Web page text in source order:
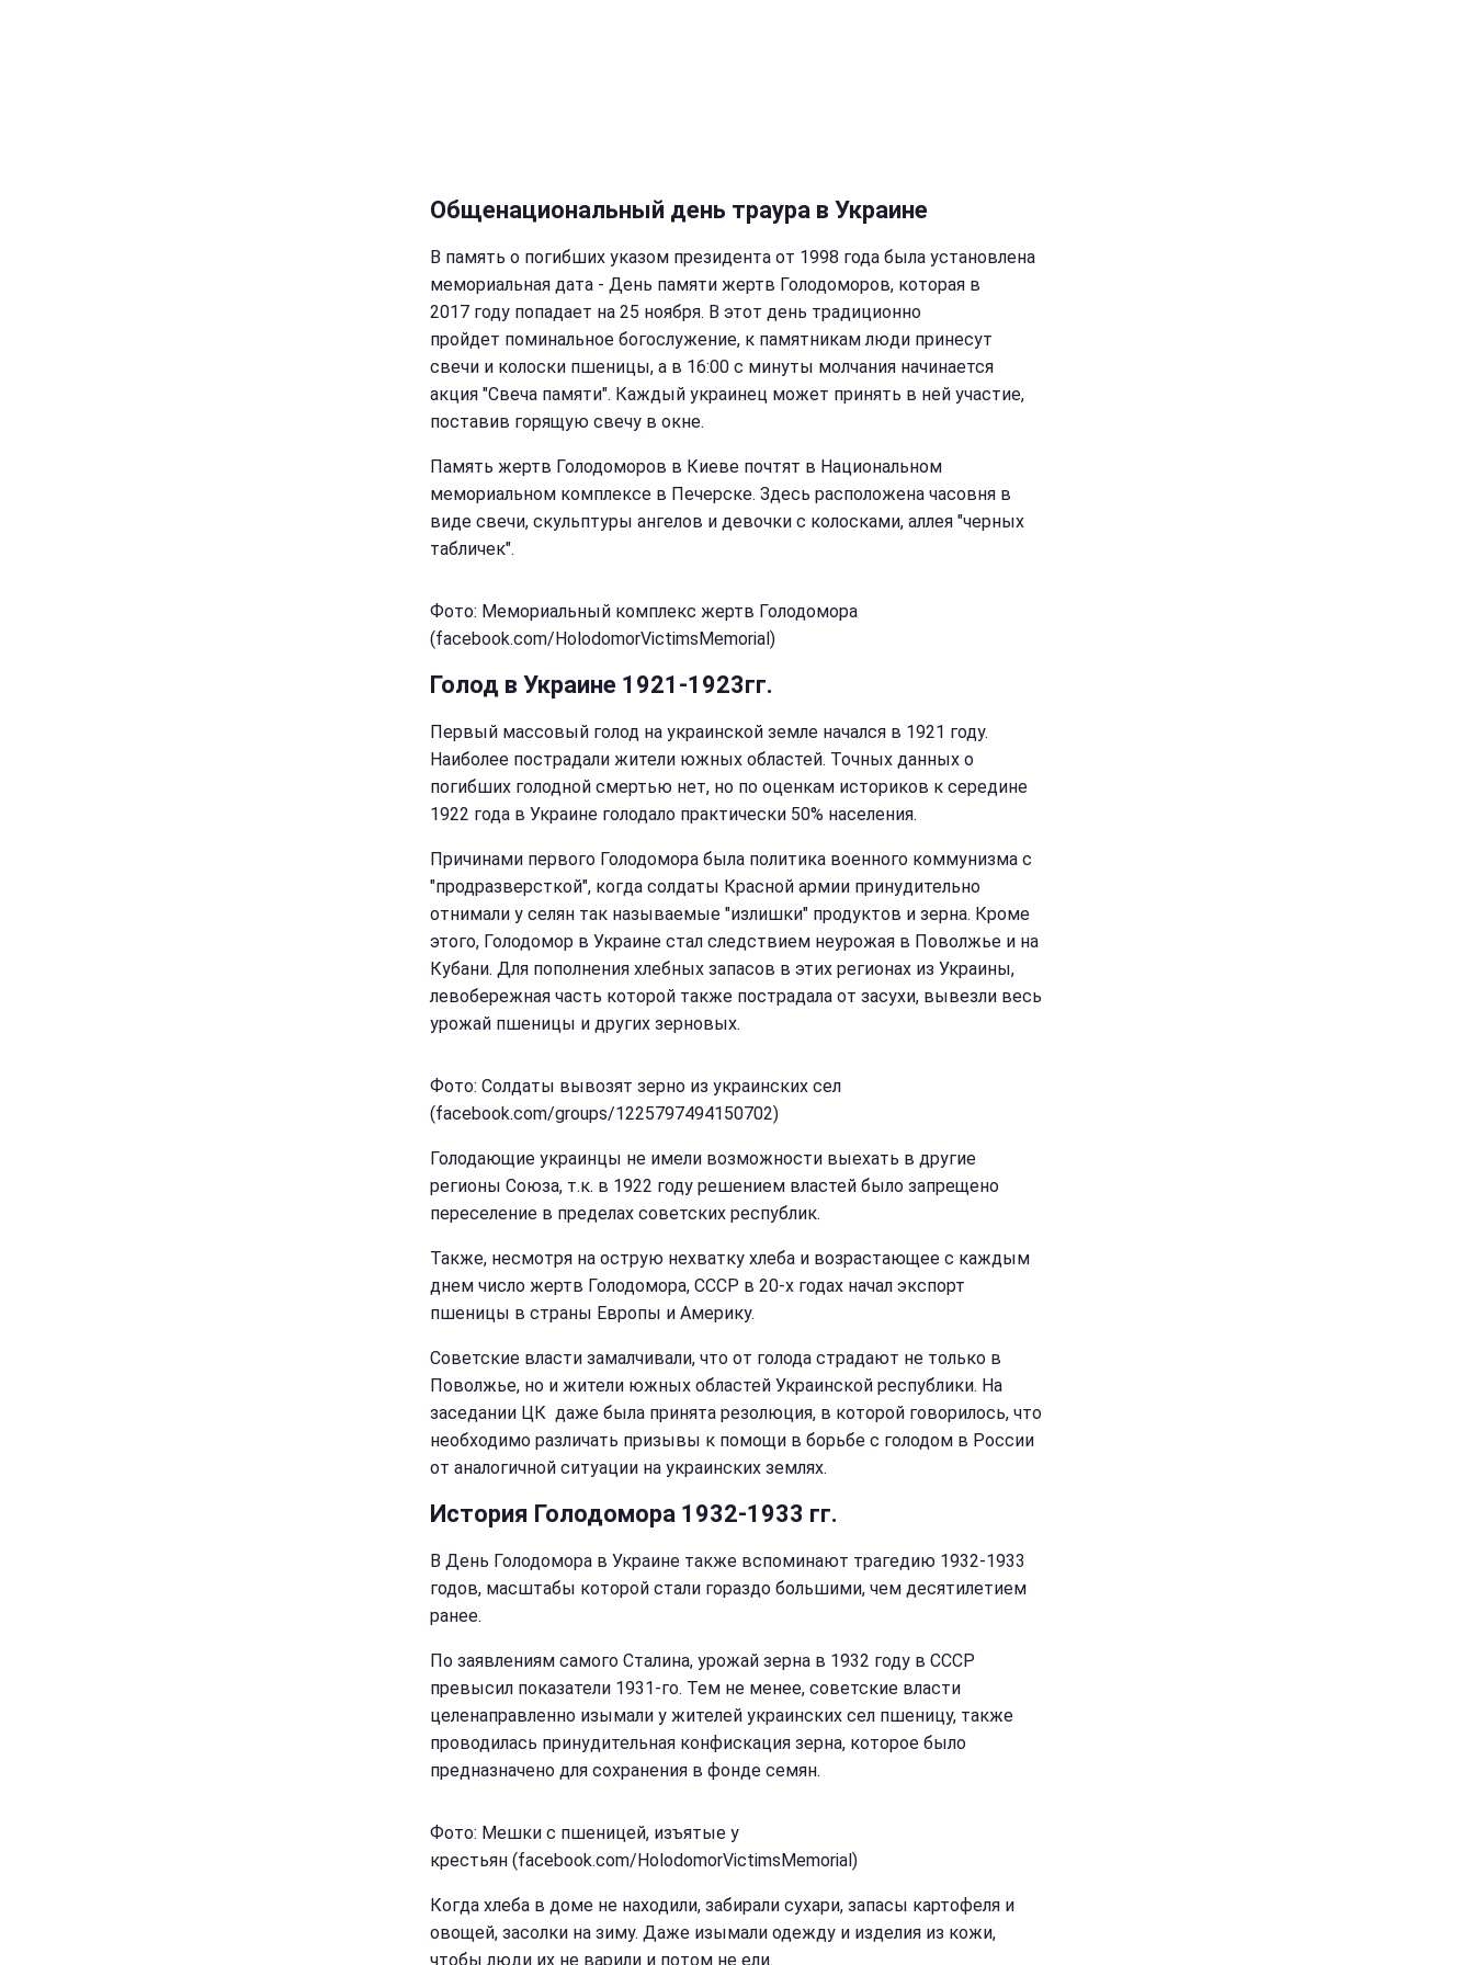
Общенациональный день траура в Украине
В память о погибших указом президента от 1998 года была установлена
мемориальная дата - День памяти жертв Голодоморов, которая в
2017 году попадает на 25 ноября. В этот день традиционно
пройдет поминальное богослужение, к памятникам люди принесут
свечи и колоски пшеницы, а в 16:00 с минуты молчания начинается
акция "Свеча памяти". Каждый украинец может принять в ней участие,
поставив горящую свечу в окне.
Память жертв Голодоморов в Киеве почтят в Национальном
мемориальном комплексе в Печерске. Здесь расположена часовня в
виде свечи, скульптуры ангелов и девочки с колосками, аллея "черных
табличек".
Фото: Мемориальный комплекс жертв Голодомора
(facebook.com/HolodomorVictimsMemorial)
Голод в Украине 1921-1923гг.
Первый массовый голод на украинской земле начался в 1921 году.
Наиболее пострадали жители южных областей. Точных данных о
погибших голодной смертью нет, но по оценкам историков к середине
1922 года в Украине голодало практически 50% населения.
Причинами первого Голодомора была политика военного коммунизма с
"продразверсткой", когда солдаты Красной армии принудительно
отнимали у селян так называемые "излишки" продуктов и зерна. Кроме
этого, Голодомор в Украине стал следствием неурожая в Поволжье и на
Кубани. Для пополнения хлебных запасов в этих регионах из Украины,
левобережная часть которой также пострадала от засухи, вывезли весь
урожай пшеницы и других зерновых.
Фото: Cолдаты вывозят зерно из украинских сел
(facebook.com/groups/1225797494150702)
Голодающие украинцы не имели возможности выехать в другие
регионы Союза, т.к. в 1922 году решением властей было запрещено
переселение в пределах советских республик.
Также, несмотря на острую нехватку хлеба и возрастающее с каждым
днем число жертв Голодомора, СССР в 20-х годах начал экспорт
пшеницы в страны Европы и Америку.
Советские власти замалчивали, что от голода страдают не только в
Поволжье, но и жители южных областей Украинской республики. На
заседании ЦК даже была принята резолюция, в которой говорилось, что
необходимо различать призывы к помощи в борьбе с голодом в России
от аналогичной ситуации на украинских землях.
История Голодомора 1932-1933 гг.
В День Голодомора в Украине также вспоминают трагедию 1932-1933
годов, масштабы которой стали гораздо большими, чем десятилетием
ранее.
По заявлениям самого Сталина, урожай зерна в 1932 году в СССР
превысил показатели 1931-го. Тем не менее, советские власти
целенаправленно изымали у жителей украинских сел пшеницу, также
проводилась принудительная конфискация зерна, которое было
предназначено для сохранения в фонде семян.
Фото: Мешки с пшеницей, изъятые у
крестьян (facebook.com/HolodomorVictimsMemorial)
Когда хлеба в доме не находили, забирали сухари, запасы картофеля и
овощей, засолки на зиму. Даже изымали одежду и изделия из кожи,
чтобы люди их не варили и потом не ели.